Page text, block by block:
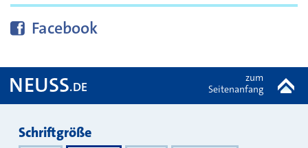
Diese Seite bei
Facebook
NEUSS.DE
zum
Seitenanfang
Darstellung
Schriftgröße